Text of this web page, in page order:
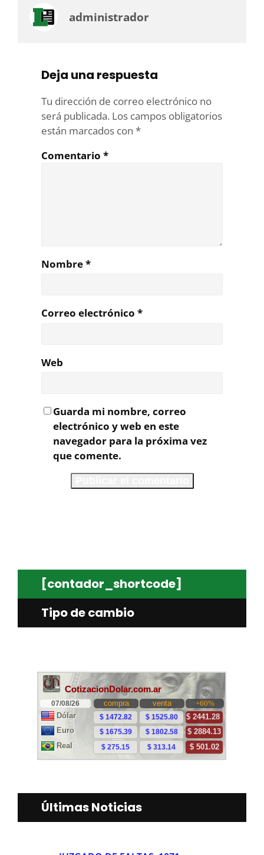
administrador
Deja una respuesta
Tu dirección de correo electrónico no
será publicada. Los campos obligatorios
están marcados con *
Comentario *
Nombre*
Correo electrónico *
Web
Guarda mi nombre, correo
electrónico y web en este
navegador para la próxima vez
que comente.
[contador_shortcode]
Tipo de cambio
Últimas Noticias